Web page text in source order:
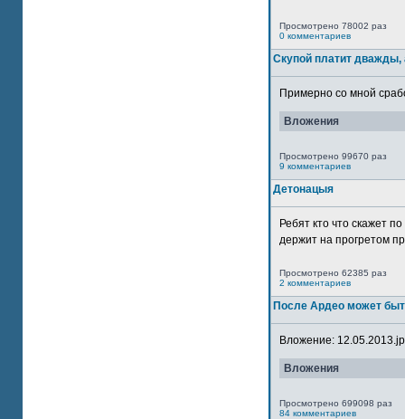
Просмотрено 78002 раз
0 комментариев
Скупой платит
Примерно со мной
Вложения
Просмотрено 99670 раз
9 комментариев
Детонацыя
Ребят кто что скажет
держит на прогретом
Просмотрено 62385 раз
2 комментариев
После Ардео может
Вложение:
Вложения
Просмотрено 699098 раз
84 комментариев